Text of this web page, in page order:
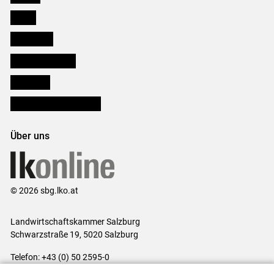
Über uns
© 2026 sbg.lko.at
Landwirtschaftskammer Salzburg
Schwarzstraße 19, 5020 Salzburg
Telefon: +43 (0) 50 2595-0